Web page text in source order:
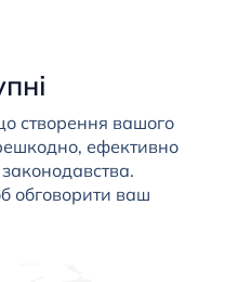
створення вашого
ефективно
законодавства.
обговорити ваш